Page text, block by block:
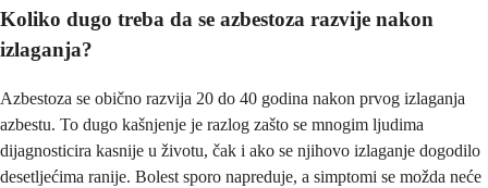
Koliko dugo treba da se azbestoza razvije nakon
izlaganja?
Azbestoza se obično razvija 20 do 40 godina nakon prvog izlaganja
azbestu. To dugo kašnjenje je razlog zašto se mnogim ljudima
dijagnosticira kasnije u životu, čak i ako se njihovo izlaganje dogodilo
desetljećima ranije. Bolest sporo napreduje, a simptomi se možda neće